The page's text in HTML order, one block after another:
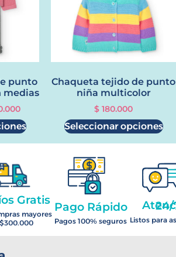
punto
medias
Chaqueta tejido de punto
niña multicolor
$ 180.000
Seleccionar opciones
Gratis
mayores
Pago Rápido
Pagos 100% seguros
Atención
Listos para